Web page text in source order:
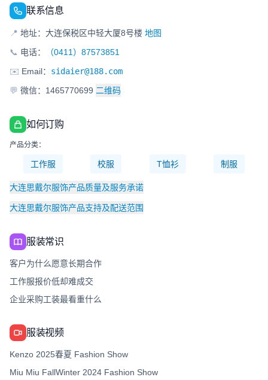
联系信息
📍 地址：大连保税区中轻大厦8号楼 地图
📞 电话：
（0411）87573851
✉️ Email： sidaier@188.com
💬 微信：1465770699 二维码
如何订购
产品分类：
工作服 校服 T恤衫 制服
大连思戴尔服饰产品质量及服务承诺
大连思戴尔服饰产品支持及配送范围
服装常识
客户为什么愿意长期合作
工作服报价低却难成交
企业采购工装最看重什么
服装视频
Kenzo 2025春夏 Fashion Show
Miu Miu FallWinter 2024 Fashion Show